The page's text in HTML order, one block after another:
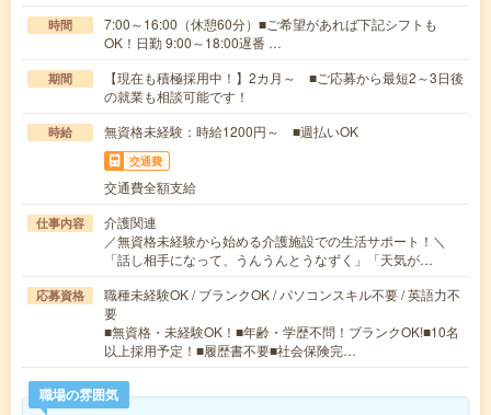
時間
7:00～16:00（休憩60分）■ご希望があれば下記シフトも
OK！日勤 9:00～18:00遅番 …
期間
【現在も積極採用中！】2カ月～ ■ご応募から最短2～3日後
の就業も相談可能です！
時給 無資格未経験：時給1200円～ ■週払いOK
交通費
交通費全額支給
仕事内容
介護関連
／無資格未経験から始める介護施設での生活サポート！＼
「話し相手になって、うんうんとうなずく」「天気が…
応募資格
職種未経験OK / ブランクOK / パソコンスキル不要 / 英語力不
要
■無資格・未経験OK！■年齢・学歴不問！ブランクOK!■10名
以上採用予定！■履歴書不要■社会保険完…
職場の雰囲気